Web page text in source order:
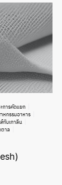
การคัดแยก
หกรรมอาหาร
กับเกาลีน
ตาล